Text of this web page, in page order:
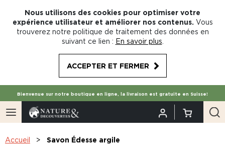
Nous utilisons des cookies pour optimiser votre
expérience utilisateur et améliorer nos contenus. Vous
trouverez notre politique de traitement des données en
suivant ce lien : En savoir plus
ACCEPTER ET FERMER
Bienvenue sur notre boutique en ligne, la livraison est gratuite en Suisse!
Accueil Savon Édesse argile